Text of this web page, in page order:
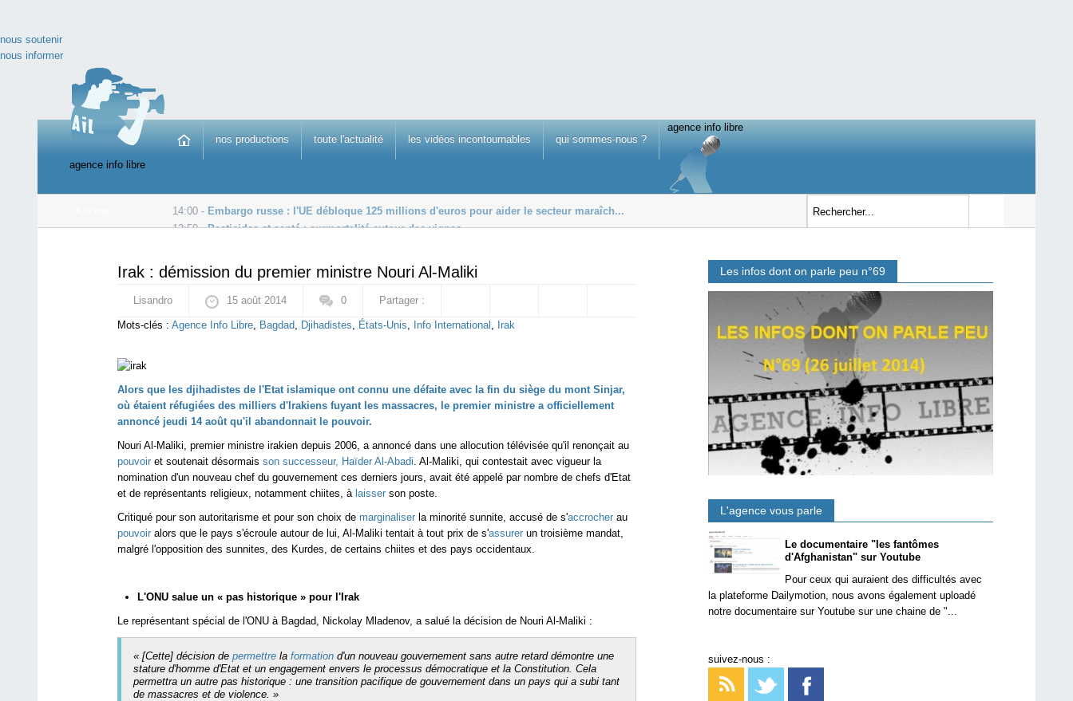
nous soutenir
nous informer
agence info libre
nos productions toute l'actualité les vidéos incontournables qui sommes-nous ?
agence info libre
14:00 - Embargo russe : l'UE débloque 125 millions d'euros pour aider le secteur maraîch...
13:50 -Pesticides et santé : surmortalité autour des vignes
Irak : démission du premier ministre Nouri Al-Maliki
Lisandro 15 août 2014 0 Partager :
Mots-clés : Agence Info Libre, Bagdad, Djihadistes, États-Unis, Info International , Irak
Alors que les djihadistes de l'Etat islamique ont connu une défaite avec la fin du siège du mont Sinjar,
où étaient réfugiées des milliers d'Irakiens fuyant les massacres, le premier ministre a officiellement
annoncé jeudi 14 août qu'il abandonnait le pouvoir.
Nouri Al-Maliki, premier ministre irakien depuis 2006, a annoncé dans une allocution télévisée qu'il renonçait au
pouvoir et soutenait désormais son successeur, Haïder Al-Abadi . Al-Maliki, qui contestait avec vigueur la
nomination d'un nouveau chef du gouvernement ces derniers jours, avait été appelé par nombre de chefs d'Etat
et de représentants religieux, notamment chiites, à laisser son poste.
Critiqué pour son autoritarisme et pour son choix de marginaliser la minorité sunnite, accusé de s'accrocher au
pouvoir alors que le pays s'écroule autour de lui, Al-Maliki tentait à tout prix de s'assurer un troisième mandat,
malgré l'opposition des sunnites, des Kurdes, de certains chiites et des pays occidentaux.
L'ONU salue un « pas historique » pour l'Irak
Le représentant spécial de l'ONU à Bagdad, Nickolay Mladenov, a salué la décision de Nouri Al-Maliki :
« [Cette] décision de permettre la formation d'un nouveau gouvernement sans autre retard démontre une
stature d'homme d'Etat et un engagement envers le processus démocratique et la Constitution. Cela
permettra un autre pas historique : une transition pacifique de gouvernement dans un pays qui a subi tant
de massacres et de violence. »
Les infos dont on parle peu n°69
L'agence vous parle
Le documentaire "les fantômes
d'Afghanistan" sur Youtube
Pour ceux qui auraient des difficultés avec
la plateforme Dailymotion, nous avons également uploadé
notre documentaire sur Youtube sur une chaine de "...
suivez-nous :